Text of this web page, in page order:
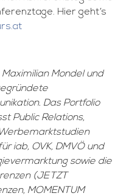
Hier geht’s
Mondel und
Das Portfolio
Public Relations,
iab, OVK, DMVÖ und
sowie die
(JETZT
MOMENTUM